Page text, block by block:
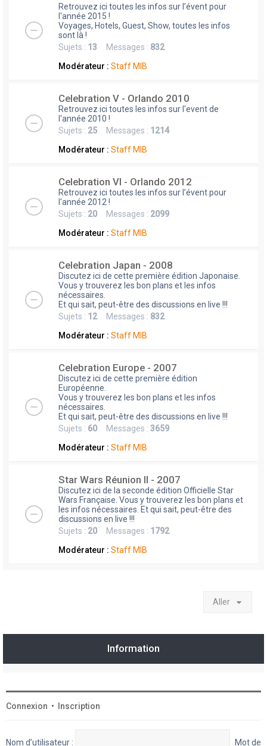
Retrouvez ici toutes les infos sur l’évent pour
l'année 2015 !
Voyages, Hotels, Guest, Show, toutes les infos
sont là !
Sujets : 13 Messages : 832
Modérateur : Staff MIB
Celebration V - Orlando 2010
Retrouvez ici toutes les infos sur l'event de
l'année 2010 !
Sujets : 25 Messages : 1214
Modérateur : Staff MIB
Celebration VI - Orlando 2012
Retrouvez ici toutes les infos sur l’évent pour
l'année 2012 !
Sujets : 20 Messages : 2099
Modérateur : Staff MIB
Celebration Japan - 2008
Discutez ici de cette première édition Japonaise.
Vous y trouverez les bon plans et les infos
nécessaires.
Et qui sait, peut-être des discussions en live !!!
Sujets : 12Messages : 832
Modérateur : Staff MIB
Celebration Europe - 2007
Discutez ici de cette première édition
Européenne.
Vous y trouverez les bon plans et les infos
nécessaires.
Et qui sait, peut-être des discussions en live !!!
Sujets : 60 Messages : 3659
Modérateur : Staff MIB
Star Wars Réunion II - 2007
Discutez ici de la seconde édition Officielle Star
Wars Française. Vous y trouverez les bon plans et
les infos nécessaires. Et qui sait, peut-être des
discussions en live !!!
Sujets : 20 Messages : 1792
Modérateur : Staff MIB
Aller
Information
Connexion • Inscription
Nom d’utilisateur : Mot de